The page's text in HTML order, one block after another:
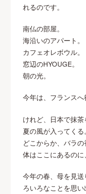
れるのです。
南仏の部屋。
海沿いのアパート。
カフェオレボウル。
窓辺のHYOUGE。
朝の光。
今年は、フランスへ
けれど、日本で抹
夏の風が入ってくる。
どこからか、バラの
体はここにあるのに
今年の春、母を見
ろいろなことを思